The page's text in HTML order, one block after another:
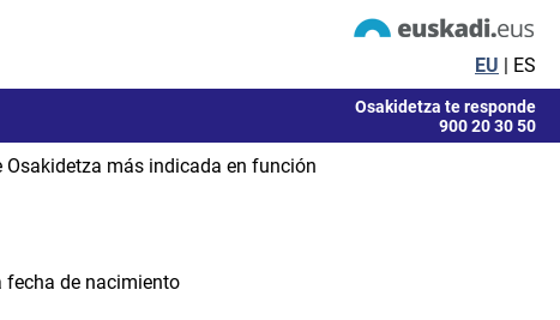
EU | ES
Osakidetza te responde
900 20 30 50
más indicada en función
fecha de nacimiento